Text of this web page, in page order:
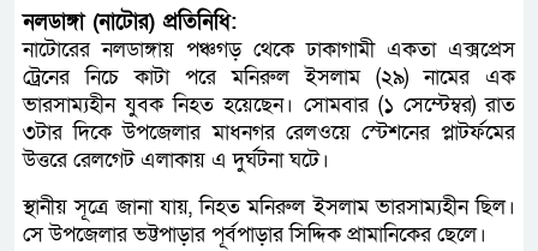
নলডাঙ্গা (নাটোর) প্রতিনিধি:
নাটোরের নলডাঙ্গায় পঞ্চগড় থেকে ঢাকাগামী একতা এক্সপ্রেস
ট্রেনের নিচে কাটা পরে মনিরুল ইসলাম (২৯) নামের এক
ভারসাম্যহীন যুবক নিহত হয়েছেন। সোমবার (১ সেম্টেম্বর) রাত
৩টার দিকে উপজেলার মাধনগর রেলওয়ে স্টেশনের প্লাটর্ফমের
উত্তরে রেলগেট এলাকায় এ দুর্ঘটনা ঘটে।
স্থানীয় সূত্রে জানা যায়, নিহত মনিরুল ইসলাম ভারসাম্যহীন ছিল।
সে উপজেলার ভট্টপাড়ার পূর্বপাড়ার সিদ্দিক প্রামানিকের ছেলে।